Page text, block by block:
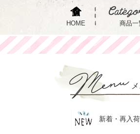
HOME 商品一
新着・再入荷